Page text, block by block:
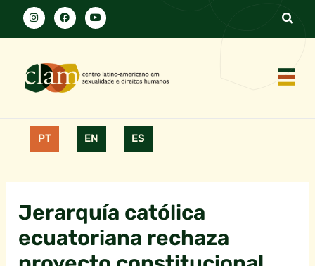
PT EN ES
Jerarquía católica
ecuatoriana rechaza